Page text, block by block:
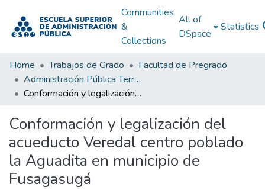
Communities
&
Collections
All of
DSpace
Statistics
Home Trabajos de Grado
Facultad de Pregrado
Administración Pública Territorial (APT)
Conformación y legalización del acueducto Veredal centro poblado la Aguadita en municipio de Fusagasugá
Conformación y legalización del
acueducto Veredal centro poblado
la Aguadita en municipio de
Fusagasugá